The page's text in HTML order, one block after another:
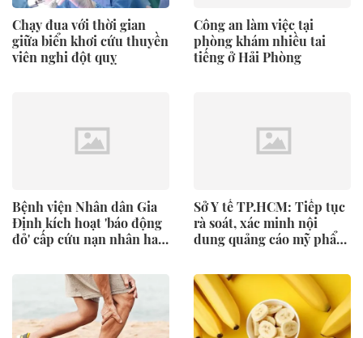
Chạy đua với thời gian
giữa biển khơi cứu thuyền
viên nghi đột quỵ
Công an làm việc tại
phòng khám nhiều tai
tiếng ở Hải Phòng
Bệnh viện Nhân dân Gia
Định kích hoạt 'báo động
đỏ' cấp cứu nạn nhân hai
Sở Y tế TP.HCM: Tiếp tục
rà soát, xác minh nội
dung quảng cáo mỹ phẩm